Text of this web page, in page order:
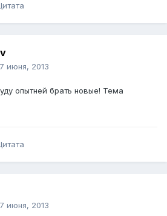
июня, 2013
опытней брать новые! Тема
июня, 2013